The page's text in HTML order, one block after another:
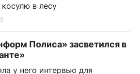
в лесу
Полиса» засветился в
у него интервью для